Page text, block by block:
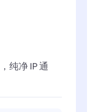
纯净 IP 通